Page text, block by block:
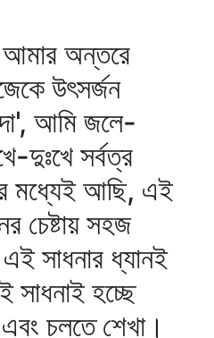
আমার অন্তরে
উৎসর্জন
আমি জলে-
দুঃখে সর্বত্র
মধ্যেই আছি, এই
চেষ্টায় সহজ
সাধনার ধ্যানই
সাধনাই হচ্ছে
চলতে শেখা।